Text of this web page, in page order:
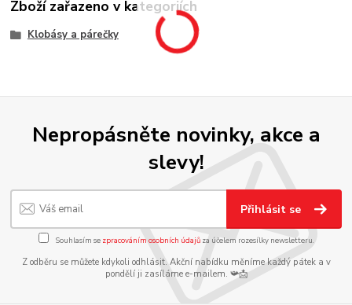
Zboží zařazeno v kategoriích
Klobásy a párečky
Nepropásněte novinky, akce a
slevy!
Přihlásit se
Souhlasím se zpracováním osobních údajůza účelem rozesílky newsletteru.
Z odběru se můžete kdykoli odhlásit. Akční nabídku měníme každý pátek a v
pondělí ji zasíláme e-mailem. 📯📩